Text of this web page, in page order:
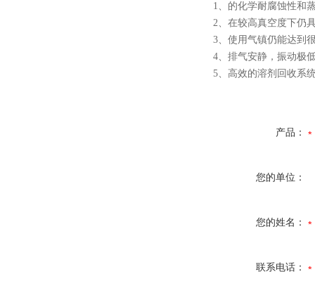
1、的化学耐腐蚀性和
2、在较高真空度下仍
3、使用气镇仍能达到
4、排气安静，振动极
5、高效的溶剂回收系
产品：
您的单位：
您的姓名：
联系电话：